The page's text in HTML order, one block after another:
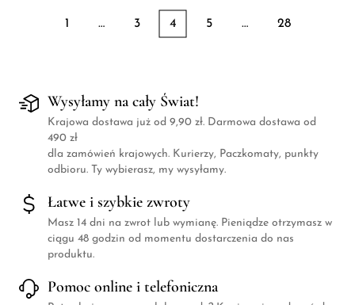
1 … 3 4 5 … 28
Wysyłamy na cały Świat!
Krajowa dostawa już od 9,90 zł. Darmowa dostawa od
490 zł
dla zamówień krajowych. Kurierzy, Paczkomaty, punkty
odbioru. Ty wybierasz, my wysyłamy.
Łatwe i szybkie zwroty
Masz 14 dni na zwrot lub wymianę. Pieniądze otrzymasz w
ciągu 48 godzin od momentu dostarczenia do nas
produktu.
Pomoc online i telefoniczna